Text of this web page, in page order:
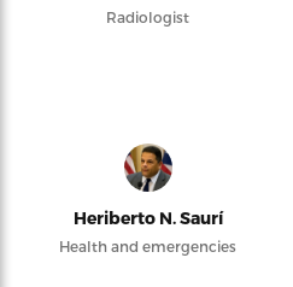
Radiologist
Heriberto N. Saurí
Health and emergencies